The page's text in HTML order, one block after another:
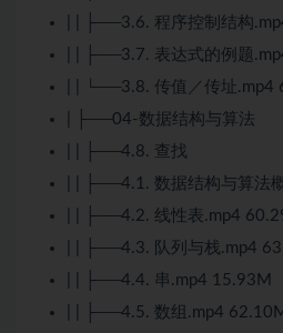
| | ├──3.6. 程序控制结构
| | ├──3.7. 表达式的例题
| | └──3.8. 传值／传址.mp4
| ├──04-数据结构与算法
| | ├──4.8. 查找
| | ├──4.1. 数据结构与算法
| | ├──4.2. 线性表.mp4
| | ├──4.3. 队列与栈.mp4
| | ├──4.4. 串.mp4 15.93M
| | ├──4.5. 数组.mp4